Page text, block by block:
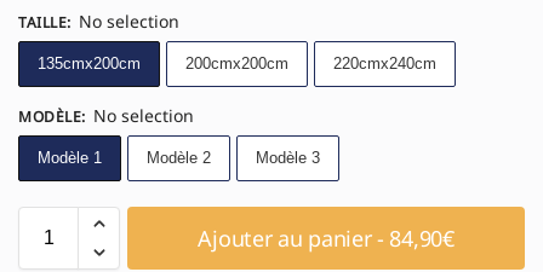
TAILLE: No selection
135cmx200cm 200cmx200cm 220cmx240cm
MODÈLE: No selection
Modèle 1 Modèle 2 Modèle 3
Ajouter au panier - 84,90€